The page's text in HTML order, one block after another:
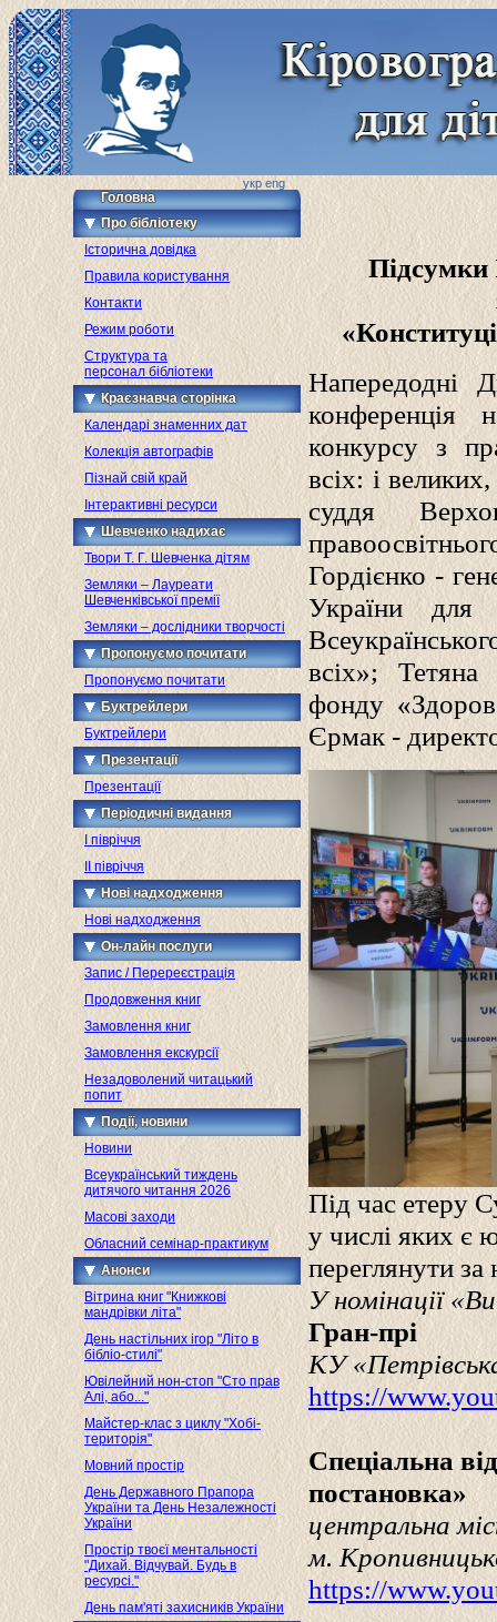
укр eng
Головна
Про бібліотеку
Історична довідка
Правила користування
Контакти
Режим роботи
Структура та
персонал бібліотеки
Краєзнавча сторінка
Календарі знаменних дат
Колекція автографів
Пізнай свій край
Інтерактивні ресурси
Шевченко надихає
Твори Т. Г. Шевченка дітям
Земляки – Лауреати
Шевченківської премії
Земляки – дослідники творчості
Пропонуємо почитати
Пропонуємо почитати
Буктрейлери
Буктрейлери
Презентації
Презентації
Періодичні видання
I півріччя
II півріччя
Нові надходження
Нові надходження
Он-лайн послуги
Запис / Перереєстрація
Продовження книг
Замовлення книг
Замовлення екскурсії
Незадоволений читацький
попит
Події, новини
Новини
Всеукраїнський тиждень
дитячого читання 2026
Масові заходи
Обласний семінар-практикум
Анонси
Вітрина книг "Книжкові
мандрівки літа"
День настільних ігор "Літо в
бібліо-стилі"
Ювілейний нон-стоп "Сто прав
Алі, або..."
Майстер-клас з циклу "Хобі-
територія"
Мовний простір
День Державного Прапора
України та День Незалежності
України
Простір твоєї ментальності
"Дихай. Відчувай. Будь в
ресурсі."
День пам'яті захисників України
Підсумки
Напередодні
конференція
конкурсу з
всіх: і
суддя
Гордієнко -
України для
всіх»; Тетяна
фонду
Єрмак -
Під час етеру
у числі яких є
переглянути
У номінації
Гран-прі
КУ
https://
Спеціальна
постановка»
центральна
м.
https://